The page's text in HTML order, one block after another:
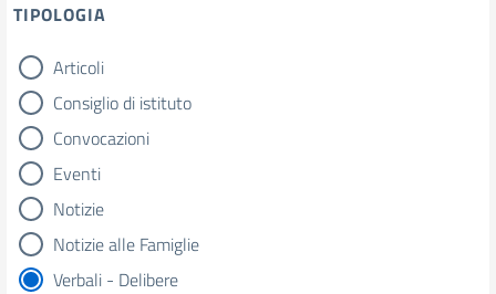
TIPOLOGIA
tipologia di articoli
Articoli
Consiglio di istituto
Convocazioni
Eventi
Notizie
Notizie alle Famiglie
Verbali - Delibere